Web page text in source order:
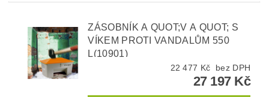
ZÁSOBNÍK A QUOT;V A QUOT; S
VÍKEM PROTI VANDALŮM 550
L(10901)
22 477 Kč bez DPH
27 197 Kč